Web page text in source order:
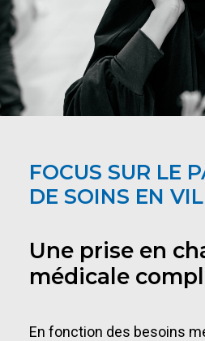
FOCUS SUR LE
DE SOINS EN
Une prise en
médicale
En fonction des besoins